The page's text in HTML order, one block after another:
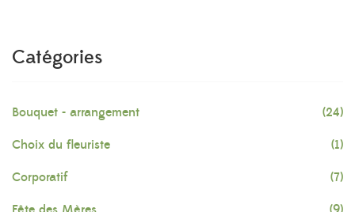
Catégories
Bouquet - arrangement (24)
Choix du fleuriste (1)
Corporatif (7)